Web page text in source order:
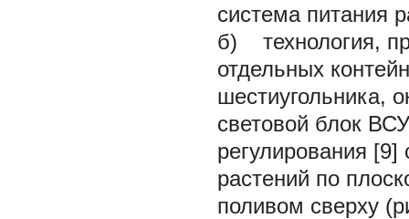
система питания
б) технология,
отдельных
шестиугольника,
световой блок
регулирования [9]
растений по
поливом сверху